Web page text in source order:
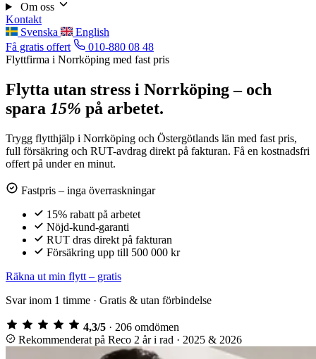
Om oss
Kontakt
Svenska
English
Få gratis offert
010-880 08 48
Flyttfirma i Norrköping med fast pris
Flytta utan stress i Norrköping – och
spara 15% på arbetet.
Trygg flytthjälp i Norrköping och Östergötlands län med fast pris,
full försäkring och RUT-avdrag direkt på fakturan. Få en kostnadsfri
offert på under en minut.
Fastpris – inga överraskningar
15% rabatt på arbetet
Nöjd-kund-garanti
RUT dras direkt på fakturan
Försäkring upp till 500 000 kr
Räkna ut min flytt – gratis
Svar inom 1 timme · Gratis & utan förbindelse
4,3/5 · 206 omdömen
Rekommenderat på Reco 2 år i rad · 2025 & 2026